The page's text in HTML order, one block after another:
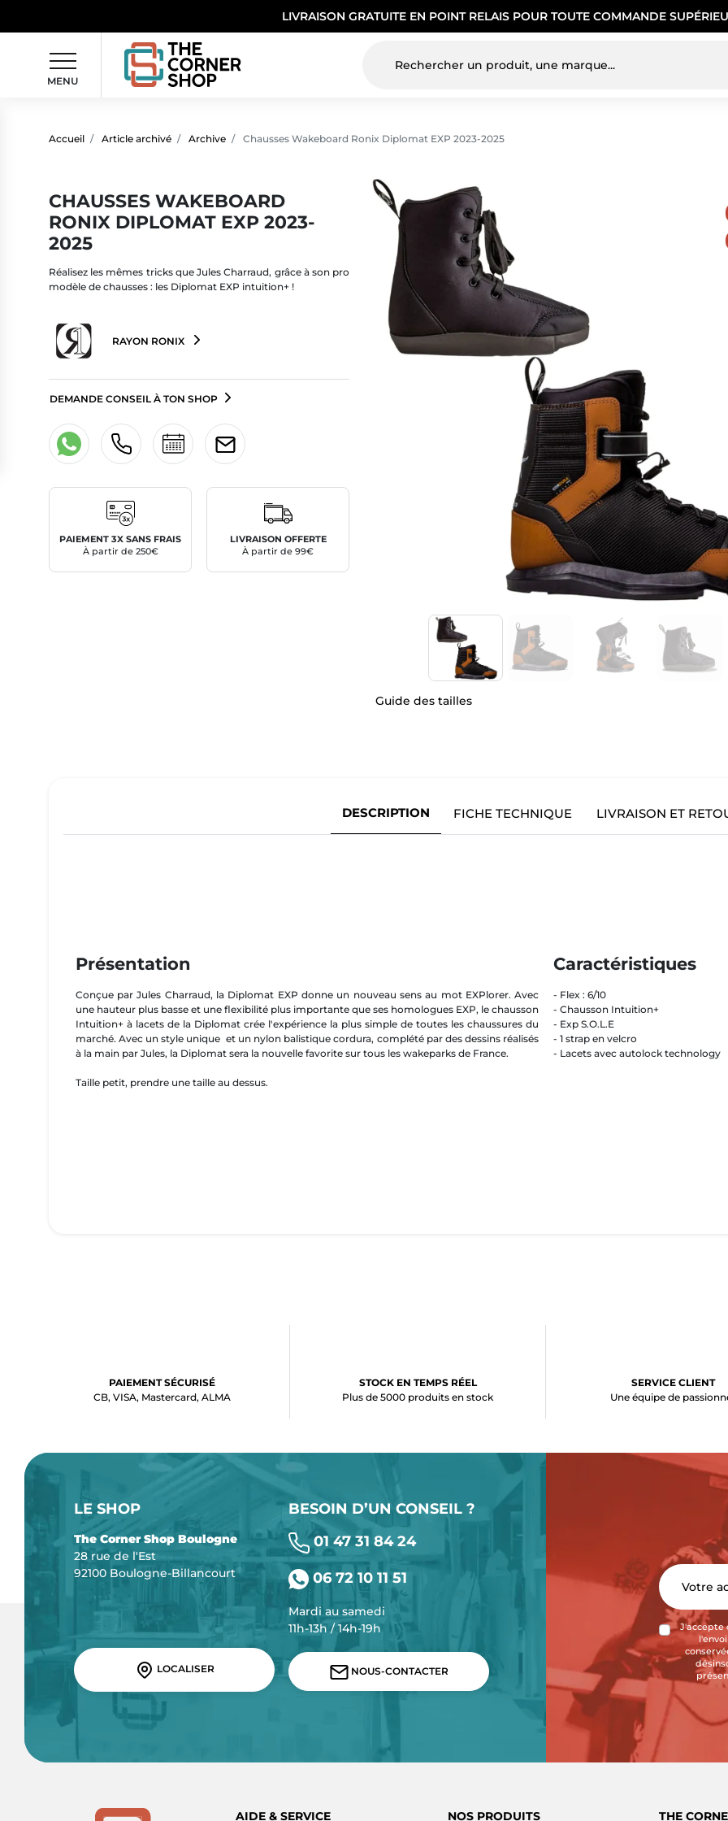
LIVRAISON GRATUITE EN POINT RELAIS POUR TOUTE COMMANDE
MENU
Accueil Article archivé Archive Chausses Wakeboard Ronix Diplomat EXP 2023-2025
Guide des tailles
CHAUSSES WAKEBOARD
RONIX DIPLOMAT EXP 2023-
2025
Réalisez les mêmes tricks que Jules Charraud, grâce à son pro
modèle de chausses : les Diplomat EXP intuition+ !
RAYON RONIX
DEMANDE CONSEIL À TON SHOP
PAIEMENT 3X SANS FRAIS
À partir de 250€
LIVRAISON OFFERTE
À partir de 99€
DESCRIPTION FICHE TECHNIQUE LIVRAISON ET
Présentation
Conçue par Jules Charraud, la Diplomat EXP donne un nouveau sens au mot EXPlorer. Avec
une hauteur plus basse et une flexibilité plus importante que ses homologues EXP, le chausson
Intuition+ à lacets de la Diplomat crée l'expérience la plus simple de toutes les chaussures du
marché. Avec un style unique et un nylon balistique cordura, complété par des dessins réalisés
à la main par Jules, la Diplomat sera la nouvelle favorite sur tous les wakeparks de France.
Taille petit, prendre une taille au dessus.
Caractéristiques
- Flex : 6/10
- Chausson Intuition+
- Exp S.O.L.E
- 1 strap en velcro
- Lacets avec autolock technology
PAIEMENT SÉCURISÉ
CB, VISA, Mastercard, ALMA
STOCK EN TEMPS RÉEL
Plus de 5000 produits en stock
SERVICE CLIENT
Une équipe de
LE SHOP
The Corner Shop Boulogne
28 rue de l'Est
92100 Boulogne-Billancourt
LOCALISER
BESOIN D’UN CONSEIL ?
01 47 31 84 24
06 72 10 11 51
Mardi au samedi
11h-13h / 14h-19h
NOUS-CONTACTER
J'accepte
AIDE & SERVICE NOS PRODUITS THE